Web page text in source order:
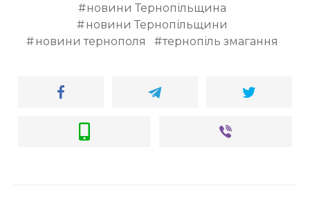
новини Тернопільщина
новини Тернопільщини
новини тернополя
тернопіль змагання